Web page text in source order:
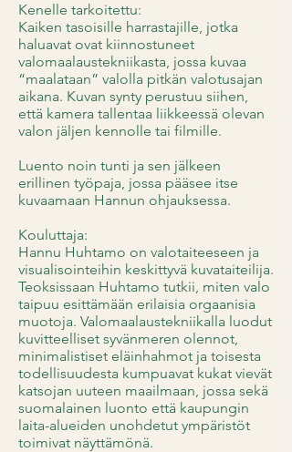
Kenelle tarkoitettu:
Kaiken tasoisille harrastajille, jotka
haluavat ovat kiinnostuneet
valomaalaustekniikasta, jossa kuvaa
“maalataan” valolla pitkän valotusajan
aikana. Kuvan synty perustuu siihen,
että kamera tallentaa liikkeessä olevan
valon jäljen kennolle tai filmille.
Luento noin tunti ja sen jälkeen
erillinen työpaja, jossa pääsee itse
kuvaamaan Hannun ohjauksessa.
Kouluttaja:
Hannu Huhtamo on valotaiteeseen ja
visualisointeihin keskittyvä kuvataiteilija.
Teoksissaan Huhtamo tutkii, miten valo
taipuu esittämään erilaisia orgaanisia
muotoja. Valomaalaustekniikalla luodut
kuvitteelliset syvänmeren olennot,
minimalistiset eläinhahmot ja toisesta
todellisuudesta kumpuavat kukat vievät
katsojan uuteen maailmaan, jossa sekä
suomalainen luonto että kaupungin
laita-alueiden unohdetut ympäristöt
toimivat näyttämönä.